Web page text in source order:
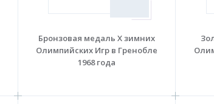
Бронзовая медаль X зимних
Олимпийских Игр в Гренобле
1968 года